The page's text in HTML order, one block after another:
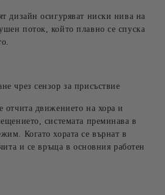
дизайн осигуряват ниски нива на
поток, който плавно се спуска
чрез сензор за присъствие
отчита движението на хора и
системата преминава в
Когато хората се върнат в
и се връща в основния работен